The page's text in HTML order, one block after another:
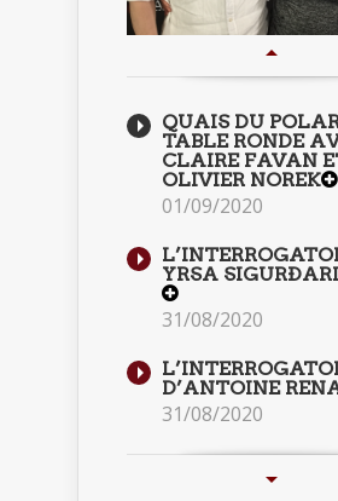
QUAIS DU
TABLE RONDE
CLAIRE FAVAN
OLIVIER NOREK
01/09/2020
YRSA
31/08/2020
D’ANTOINE
31/08/2020